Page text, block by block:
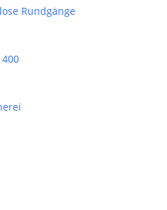
Rundgänge